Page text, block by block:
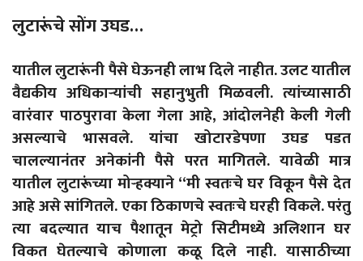
लुटारूंचे सोंग उघड…
यातील लुटारूंनी पैसे घेऊनही लाभ दिले नाहीत. उलट यातील
वैद्यकीय अधिकाऱ्यांची सहानुभुती मिळवली. त्यांच्यासाठी
वारंवार पाठपुरावा केला गेला आहे, आंदोलनेही केली गेली
असल्याचे भासवले. यांचा खोटारडेपणा उघड पडत
चालल्यानंतर अनेकांनी पैसे परत मागितले. यावेळी मात्र
यातील लुटारूंच्या मोऱ्हक्याने “मी स्वतःचे घर विकून पैसे देत
आहे असे सांगितले. एका ठिकाणचे स्वतःचे घरही विकले. परंतु
त्या बदल्यात याच पैशातून मेट्रो सिटीमध्ये अलिशान घर
विकत घेतल्याचे कोणाला कळू दिले नाही. यासाठीच्या